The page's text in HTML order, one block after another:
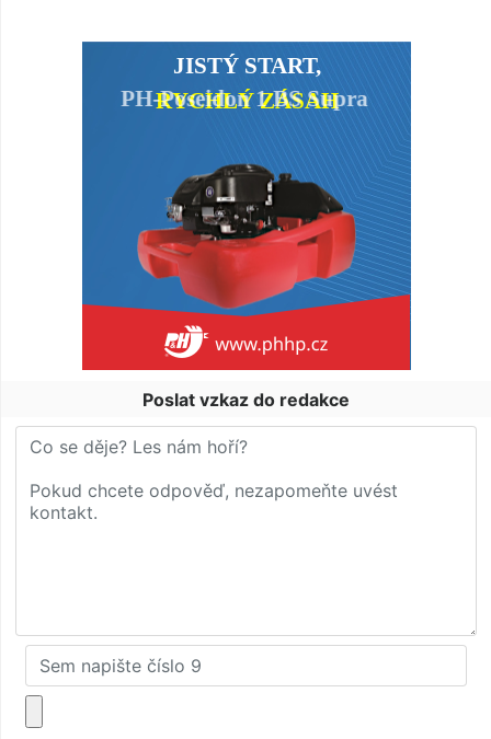
Poslat vzkaz do redakce